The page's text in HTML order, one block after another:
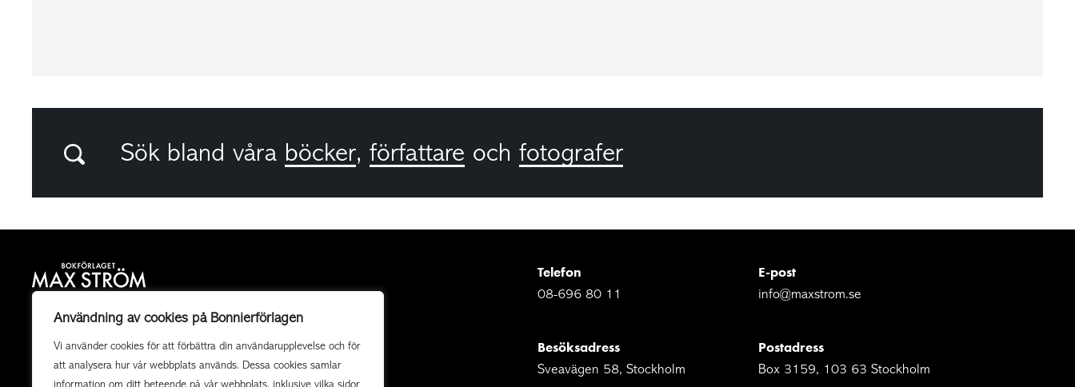
Användning av cookies på Bonnierförlagen
Vi använder cookies för att förbättra din användarupplevelse och för
att analysera hur vår webbplats används. Dessa cookies samlar
information om ditt beteende på vår webbplats, inklusive vilka sidor
Sök bland våra böcker, författare och fotografer
Bokförlaget Max Ström är ett allmänutgivande
utgivare av illustrerade böcker. Vi producerar också
uppdragsböcker av högsta kvalitet i samarbete med
Telefon
08-696 80 11
E-post
info@maxstrom.se
Besöksadress
Sveavägen 58, Stockholm
Postadress
Box 3159, 103 63 Stockholm